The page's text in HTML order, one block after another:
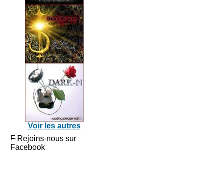
Voir les autres
Rejoins-nous sur
Facebook